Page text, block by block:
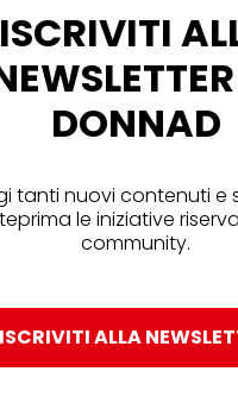
ISCRIVITI
DONNAD
tanti nuovi contenuti e
le iniziative
community.
ISCRIVITI ALLA